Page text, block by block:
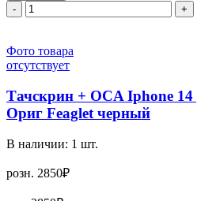
-
+
Фото товара
отсутствует
Тачскрин + OCA Iphone
Ориг Feaglet черный
В наличии: 1 шт.
розн. 2850₽